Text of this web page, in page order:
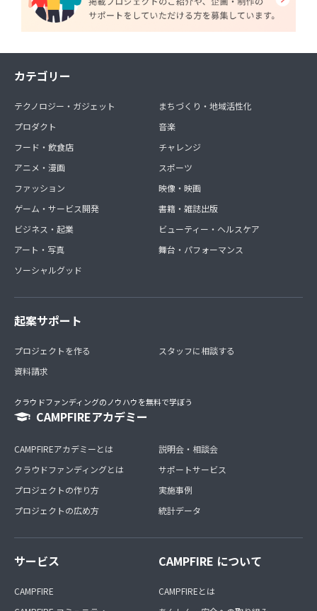
カテゴリー
テクノロジー・ガジェット
プロダクト
フード・飲食店
アニメ・漫画
ファッション
ゲーム・サービス開発
ビジネス・起業
アート・写真
ソーシャルグッド
まちづくり・地域活性化
音楽
チャレンジ
スポーツ
映像・映画
書籍・雑誌出版
ビューティー・ヘルスケア
舞台・パフォーマンス
起案サポート
プロジェクトを作る
資料請求
スタッフに相談する
クラウドファンディングのノウハウを無料で学ぼう
CAMPFIREアカデミー
CAMPFIREアカデミーとは
クラウドファンディングとは
プロジェクトの作り方
プロジェクトの広め方
説明会・相談会
サポートサービス
実施事例
統計データ
サービス
CAMPFIRE
CAMPFIRE について
CAMPFIREとは